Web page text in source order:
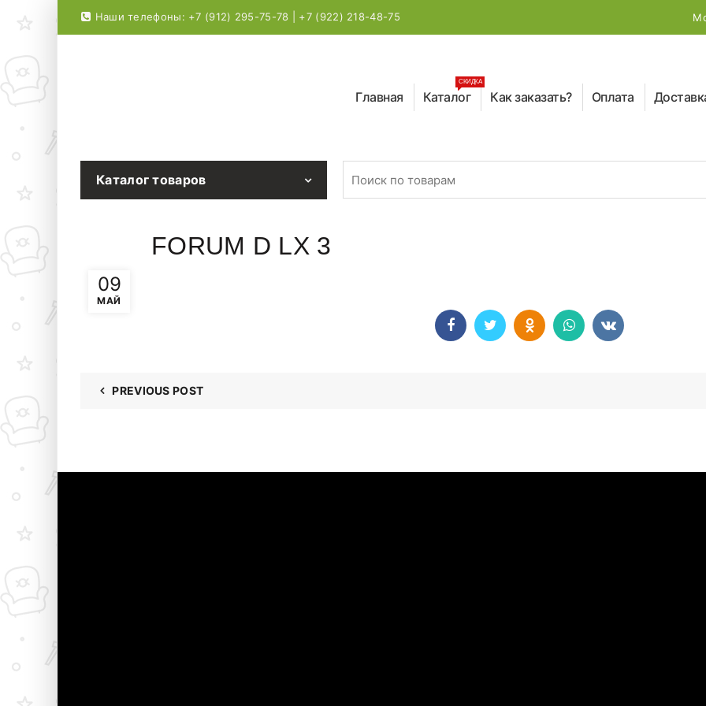
Наши телефоны: +7 (912) 295-75-78 | +7 (922) 218-48-75
Главная Каталог
СКИДКА
Как заказать? Оплата
Каталог товаров
09
МАЙ
FORUM D LX 3
PREVIOUS POST